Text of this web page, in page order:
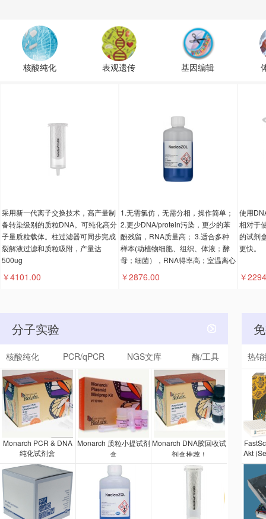
核酸纯化 表观遗传 基因编辑
采用新一代离子交换技术，高产量制
备转染级别的质粒DNA。可纯化高分
子量质粒载体。柱过滤器可同步完成
裂解液过滤和质粒吸附，产量达
500ug
￥4101.00
1.无需氯仿，无需分相，操作简单；
2.更少DNA/protein污染，更少的苯
酚残留，RNA质量高； 3.适合多种
样本(动植物细胞、组织、体液；酵
母；细菌），RNA得率高；室温离心
￥2876.00
使用
相对于
的试剂
更快。
￥
分子实验
核酸纯化 PCR/qPCR NGS文库 酶/工具
Monarch PCR & DNA
纯化试剂盒
Monarch 质粒小提试剂
盒
Monarch DNA胶回收试
剂盒推荐！
热
Akt
剂盒
疫吸
试
的